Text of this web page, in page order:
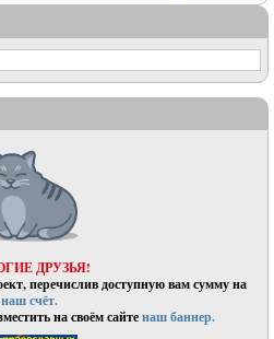
ДРУЗЬЯ!
перечислив доступную вам сумму на
наш счёт.
на своём сайтенаш баннер.